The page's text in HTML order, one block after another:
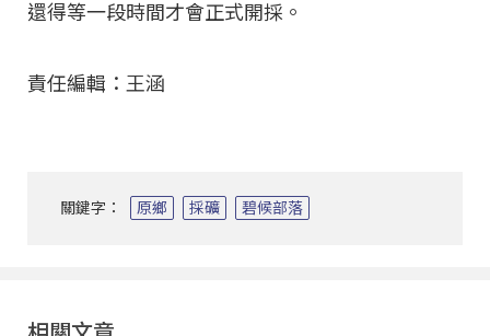
還得等一段時間才會正式開採。
責任編輯：王涵
關鍵字： 原鄉 採礦 碧候部落